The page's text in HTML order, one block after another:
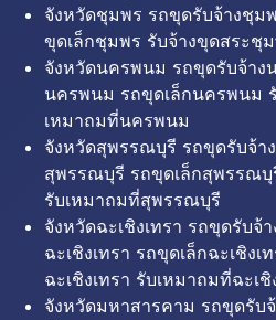
จังหวัดชุมพร รถขุดรับจ้างชุม
ขุดเล็กชุมพร รับจ้างขุดสระชุ
จังหวัดนครพนม รถขุดรับจ้าง
นครพนม รถขุดเล็กนครพนม
เหมาถมที่นครพนม
จังหวัดสุพรรณบุรี รถขุดรับจ้า
สุพรรณบุรี รถขุดเล็กสุพรรณ
รับเหมาถมที่สุพรรณบุรี
จังหวัดฉะเชิงเทรา รถขุดรับจ้
ฉะเชิงเทรา รถขุดเล็กฉะเชิงเ
ฉะเชิงเทรา รับเหมาถมที่ฉะเชิ
จังหวัดมหาสารคาม รถขุดรับ